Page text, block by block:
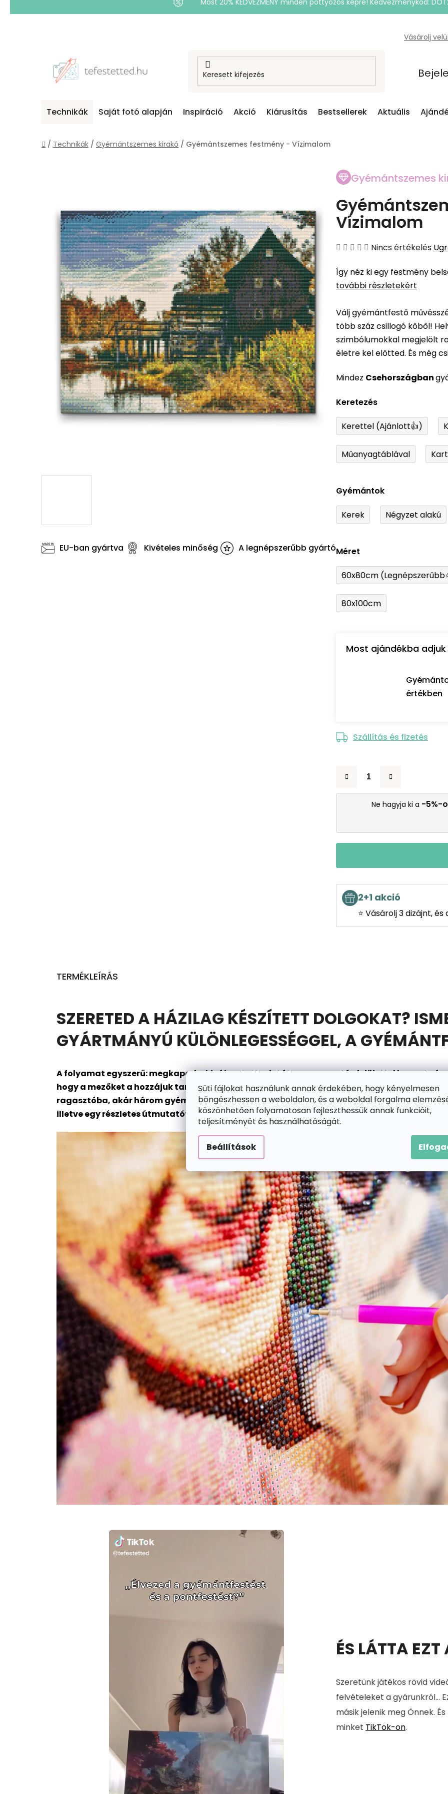
Süti fájlokat használunk annak érdekében, hogy kényelmesen
böngészhessen a weboldalon, és a weboldal forgalma
köszönhetően folyamatosan fejleszthessük annak funkcióit,
teljesítményét és használhatóságát.
Beállítások
Most 20% KEDVEZMÉNY minden pöttyözős képre! Kedvezménykód:
Vásárolj
Technikák Saját fotó alapján Inspiráció Akció Kiárusítás Bestsellerek Aktuális
Kezdőlap
/ Technikák / Gyémántszemes kirakó / Gyémántszemes festmény - Vízimalom
Gyémántszemes
Vízimalom
A
átlagos
értékelése
ből
0,0
csillag.
Nincs értékelés
Így néz ki egy festmény
további részletekért
Válj gyémántfestő
több száz csillogó kőből!
szimbólumokkal megjelölt
életre kel előtted. És még
Mindez Csehországban
Keretezés
Kerettel (Ajánlott👍)
Műanyagtáblával
Gyémántok
Kerek Négyzet alakú
Méret
60x80cm
80x100cm
Most ajándékba
értékben
Szállítás és fizetés
Ne hagyja ki a -5%-
2+1 akció
⭐ Vásárolj 3 dizájnt,
EU-ban gyártva Kivételes minőség A legnépszerűbb gyártó
TERMÉKLEÍRÁS
SZERETED A HÁZILAG KÉSZÍTETT DOLGOKAT?
GYÁRTMÁNYÚ KÜLÖNLEGESSÉGGEL, A
A folyamat egyszerű: megkapod a kiválasztott mintát egy ragasztós felülettel bevont
hogy a mezőket a hozzájuk tartozó gyémántokkal kitöltsd. Ebben segítségedre lesz a
ragasztóba, akár három gyémántot is megtart. A készletben találsz egy tálat is (a
illetve egy részletes útmutatót is. Készen állsz arra, hogy belépj a szórakozás csillogó
ÉS LÁTTA
Szeretünk játékos rövid
felvételeket a gyárunkról...
másik jelenik meg Önnek.
minket TikTok-on.